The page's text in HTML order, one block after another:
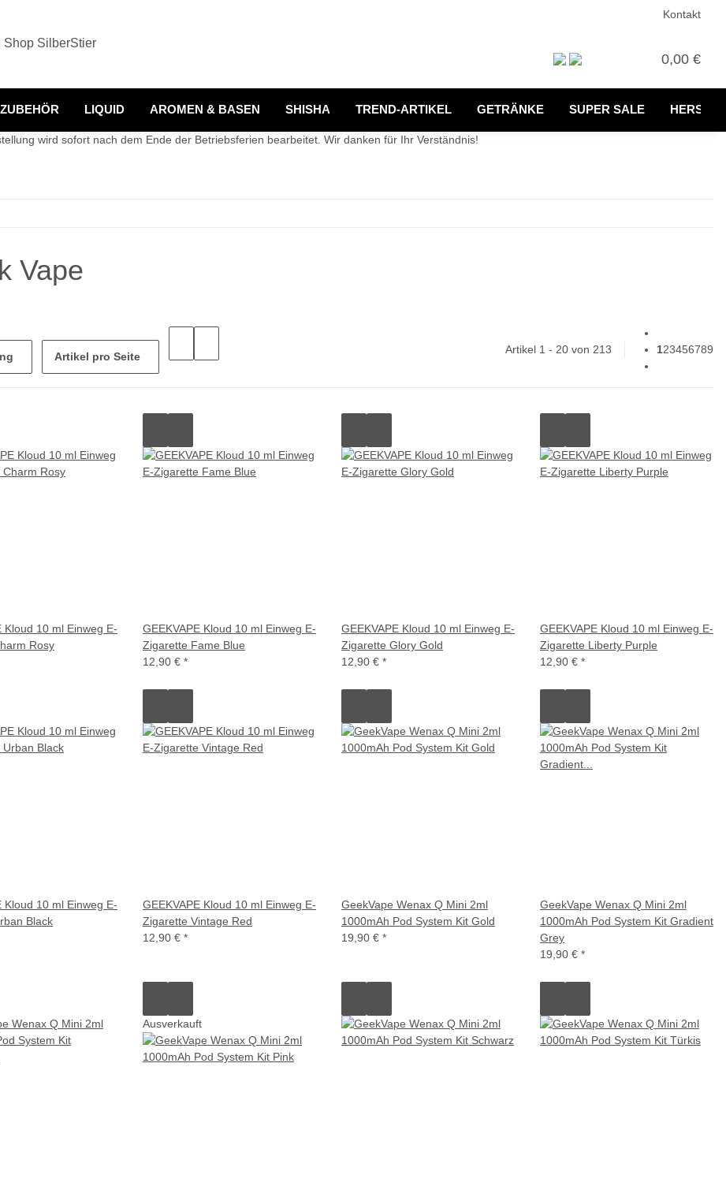
Kontakt
0,00 €
ZUBEHÖR LIQUID AROMEN & BASEN SHISHA TREND-ARTIKEL GETRÄNKE SUPER SALE
wird sofort nach dem Ende der Betriebsferien bearbeitet. Wir danken für Ihr Verständnis!
Vape
Artikel pro Seite
Artikel 1 - 20 von 213 123456789
Kloud 10 ml Einweg E-
Rosy
GEEKVAPE Kloud 10 ml Einweg E-
Zigarette Fame Blue
12,90 € *
GEEKVAPE Kloud 10 ml Einweg E-
Zigarette Glory Gold
12,90 € *
GEEKVAPE Kloud 10 ml Einweg E-
Zigarette Liberty Purple
12,90 € *
Kloud 10 ml Einweg E-
Black
GEEKVAPE Kloud 10 ml Einweg E-
Zigarette Vintage Red
12,90 € *
GeekVape Wenax Q Mini 2ml
1000mAh Pod System Kit Gold
19,90 € *
GeekVape Wenax Q Mini 2ml
1000mAh Pod System Kit Gradient
Grey
19,90 € *
Ausverkauft